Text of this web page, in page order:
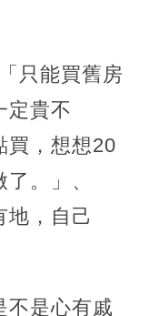
只能買舊房
定貴不
買，想想20
。」、
地，自己
不是心有戚